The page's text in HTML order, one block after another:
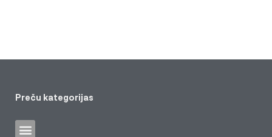
Preču kategorijas